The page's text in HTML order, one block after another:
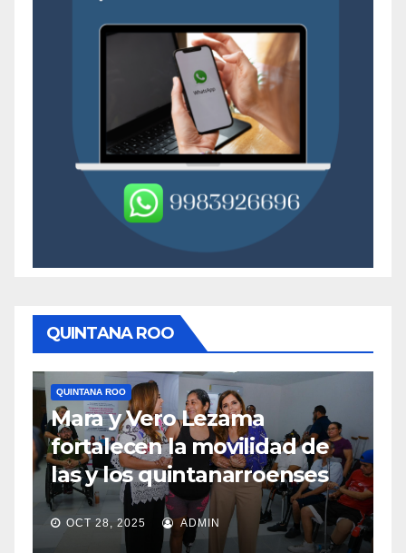
QUINTANA ROO
QUINTANA ROO
Mara y Vero Lezama
fortalecen la movilidad de
las y los quintanarroenses
OCT 28, 2025 ADMIN